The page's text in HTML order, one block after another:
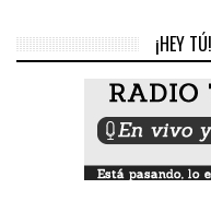
¡HEY